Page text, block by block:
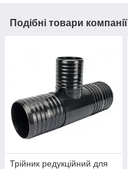
Подібні товари компанії
Трійник редукційний для